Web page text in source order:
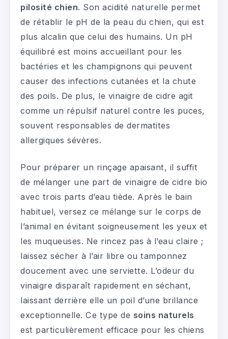
pilosité chien. Son acidité naturelle permet
de rétablir le pH de la peau du chien, qui est
plus alcalin que celui des humains. Un pH
équilibré est moins accueillant pour les
bactéries et les champignons qui peuvent
causer des infections cutanées et la chute
des poils. De plus, le vinaigre de cidre agit
comme un répulsif naturel contre les puces,
souvent responsables de dermatites
allergiques sévères.
Pour préparer un rinçage apaisant, il suffit
de mélanger une part de vinaigre de cidre bio
avec trois parts d’eau tiède. Après le bain
habituel, versez ce mélange sur le corps de
l’animal en évitant soigneusement les yeux et
les muqueuses. Ne rincez pas à l’eau claire ;
laissez sécher à l’air libre ou tamponnez
doucement avec une serviette. L’odeur du
vinaigre disparaît rapidement en séchant,
laissant derrière elle un poil d’une brillance
exceptionnelle. Ce type de soins naturels
est particulièrement efficace pour les chiens